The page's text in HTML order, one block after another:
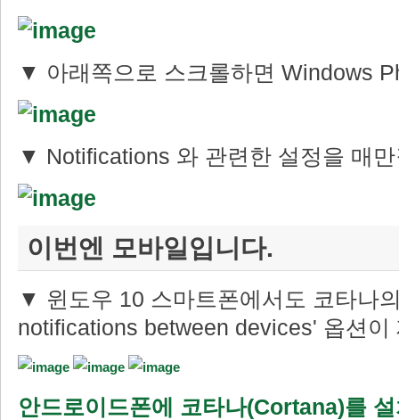
▼ 아래쪽으로 스크롤하면 Windows
▼ Notifications 와 관련한 설정을 매
이번엔 모바일입니다.
▼ 윈도우 10 스마트폰에서도 코타나
notifications between devices' 옵션이
안드로이드폰에 코타나(Cortana)를